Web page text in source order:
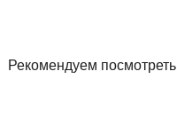
Рекомендуем посмотреть